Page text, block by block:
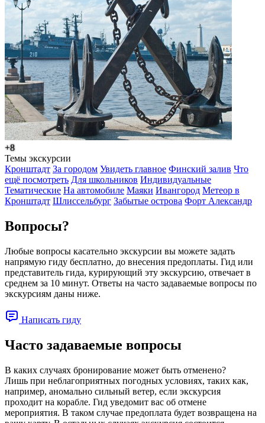
+8
Темы экскурсии
Кронштадт За городом Увидеть главное Финский залив Что
ещё посмотреть Для школьников Индивидуальные
Тематические На автомобиле Маяки Ивангород Метеор в
Кронштадт Шлиссельбург Забытые острова Форт Александр
Вопросы?
Любые вопросы касательно экскурсии вы можете задать
напрямую гиду бесплатно, до внесения предоплаты. Гид или
представитель гида, курирующий эту экскурсию, отвечает в
среднем за 10 минут. Ответы на часто задаваемые вопросы по
экскурсиям даны ниже.
Написать гиду
Часто задаваемые вопросы
В каких случаях бронирование может быть отменено?
Лишь при неблагоприятных погодных условиях, таких как,
например, аномально сильный ветер, если экскурсия
проходит на корабле. Гид уведомит вас об отмене
мероприятия. В таком случае предоплата будет возвращена на